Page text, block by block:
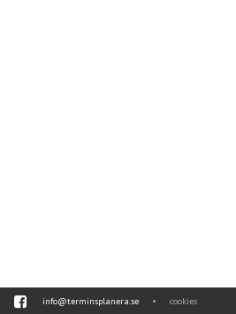
info@terminsplanera.se • cookies